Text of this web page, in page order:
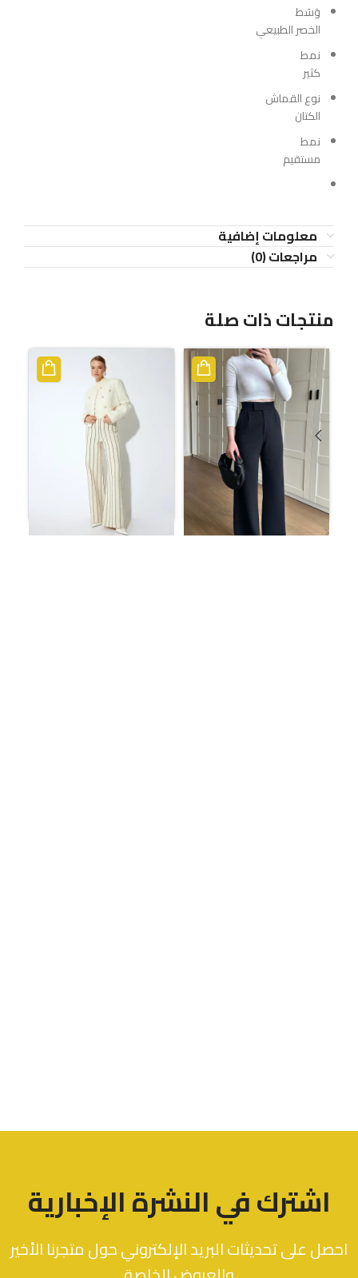
وَسَط
الخصر الطبيعي
نمط
كثير
نوع القماش
الكتان
نمط
مستقيم
معلومات إضافية
مراجعات (0)
منتجات ذات صلة
اشترك في النشرة الإخبارية
احصل على تحديثات البريد الإلكتروني حول متجرنا الأخير